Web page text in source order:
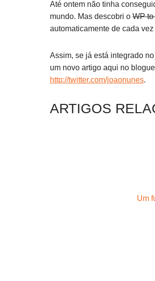
Até ontem não tinha
mundo. Mas descobri o WP
automaticamente de cada
Assim, se já está integrado
um novo artigo aqui no
http://twitter.com/joaonunes.
ARTIGOS
Um